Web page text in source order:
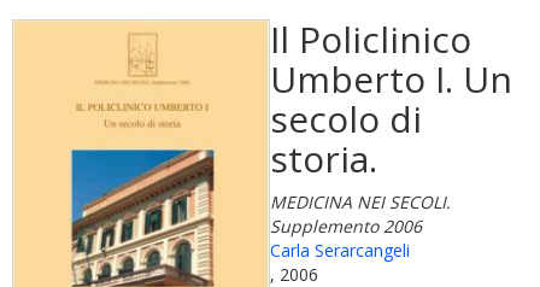
Il Policlinico
Umberto I. Un
secolo di
storia.
MEDICINA NEI SECOLI.
Supplemento 2006
Carla Serarcangeli
, 2006